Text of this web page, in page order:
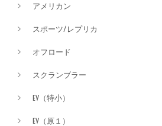
アメリカン
スポーツ/レプリカ
オフロード
スクランブラー
EV（特小）
EV（原１）